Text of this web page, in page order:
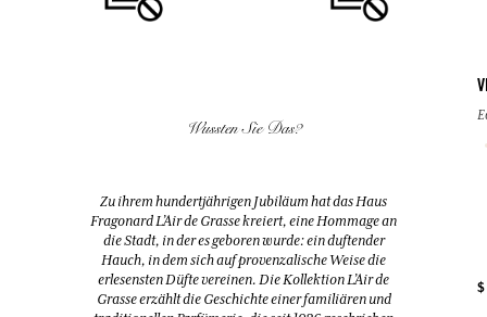
Eau de Parfum
Eau de toilette
200ml
$ 95.00
Wussten Sie Das?
Zu ihrem hundertjährigen Jubiläum hat das Haus
Fragonard L’Air de Grasse kreiert, eine Hommage an
die Stadt, in der es geboren wurde: ein duftender
Hauch, in dem sich auf provenzalische Weise die
erlesensten Düfte vereinen. Die Kollektion L’Air de
Grasse erzählt die Geschichte einer familiären und